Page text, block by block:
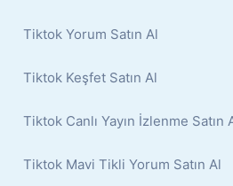
Tiktok Yorum Satın Al
Tiktok Keşfet Satın Al
Tiktok Canlı Yayın İzlenme Satın
Tiktok Mavi Tikli Yorum Satın Al